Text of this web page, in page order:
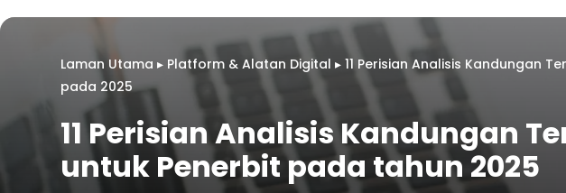
Laman Utama ▸ Platform & Alatan Digital ▸ 11 Perisian Analisis Kandungan
pada 2025
11 Perisian Analisis Kandungan
untuk Penerbit pada tahun 2025